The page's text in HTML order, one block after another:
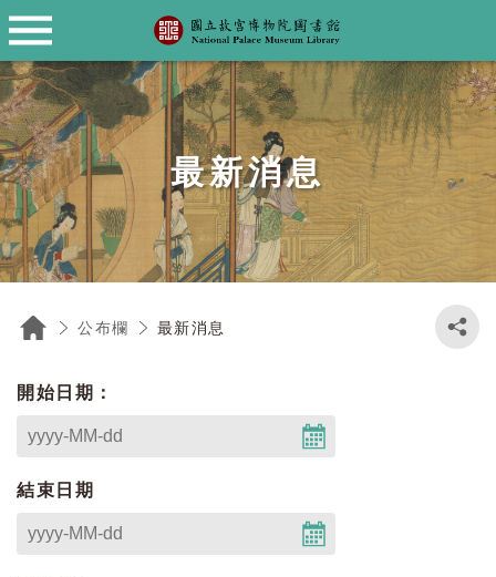
關於本館
圖書館沿革
館藏特色
閱覽規定
資料閱覽抄錄複製收費標準
開放時間
交通位置
館藏目錄
館藏書目查詢
同仁研究報告
資料庫檢索
院藏圖書文獻類資料庫
故宮典藏資料檢索系統
故宮文物月刊、學術季刊資料庫
電子資料庫
西文電子期刊
繁體中文電子期刊
薦購圖書資料
薦購圖書資料
館際合作
館際合作服務說明
聯合目錄
公布欄
最新消息
研討會資源
常見問題
圖書館常見問題集
Language
English
日本語
故宮網站 最新消息
公布欄 最新消息
開始日期：
結束日期